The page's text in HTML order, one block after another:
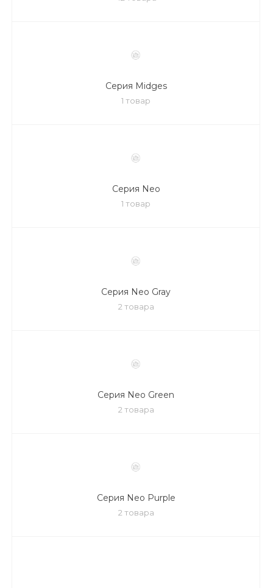
Серия Midges
1 товар
Серия Neo
1 товар
Серия Neo Gray
2 товара
Серия Neo Green
2 товара
Серия Neo Purple
2 товара